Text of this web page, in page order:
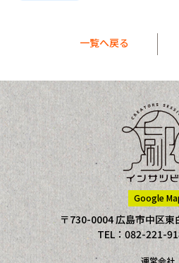
一覧へ戻る
Google
〒730-0004 広島市中区
TEL：082-221-